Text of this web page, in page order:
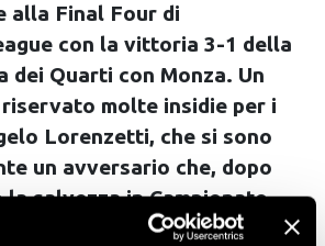
alla Final Four di
con la vittoria 3-1 della
dei Quarti con Monza. Un
riservato molte insidie per i
Lorenzetti, che si sono
un avversario che, dopo
salvezza in Campionato
si è potuto concentrare su